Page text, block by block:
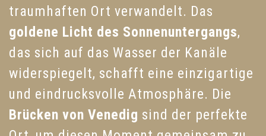
traumhaften Ort verwandelt. Das
goldene Licht des Sonnenuntergangs,
das sich auf das Wasser der Kanäle
widerspiegelt, schafft eine einzigartige
und eindrucksvolle Atmosphäre. Die
Brücken von Venedig sind der perfekte